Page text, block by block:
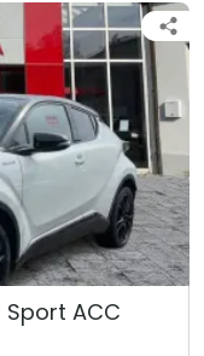
Sport ACC